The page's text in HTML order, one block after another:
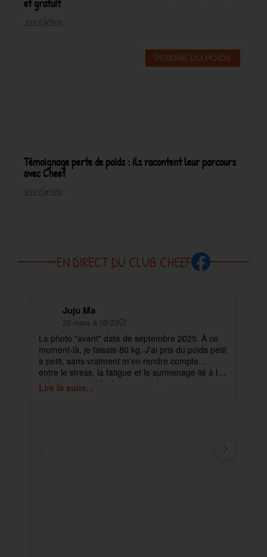
et gratuit
Voir L'article
PERDRE DU POIDS
Témoignage perte de poids : ils racontent leur parcours
avec Cheef
Voir L'article
EN DIRECT DU CLUB CHEEF
Juju Ma
23 mars à 09:23
La photo "avant" date de septembre 2025. À ce
moment-là, je faisais 80 kg. J'ai pris du poids petit
à petit, sans vraiment m'en rendre compte…
entre le stress, la fatigue et le surmenage lié à la
création et au développement de mes projets.
Lire la suite...